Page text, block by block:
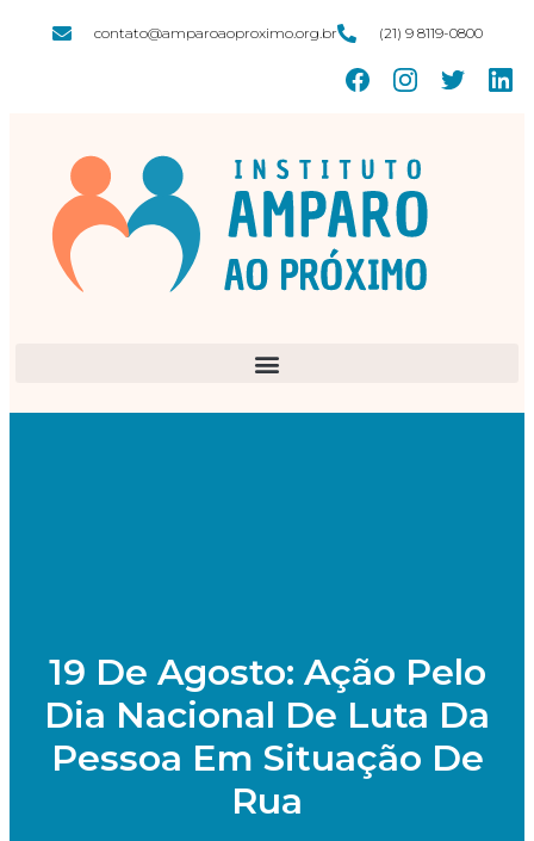
contato@amparoaoproximo.org.br (21) 9 8119-0800
19 De Agosto: Ação Pelo
Dia Nacional De Luta Da
Pessoa Em Situação De
Rua